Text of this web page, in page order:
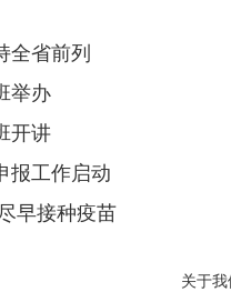
全省前列
举办
开讲
报工作启动
早接种疫苗
关于我